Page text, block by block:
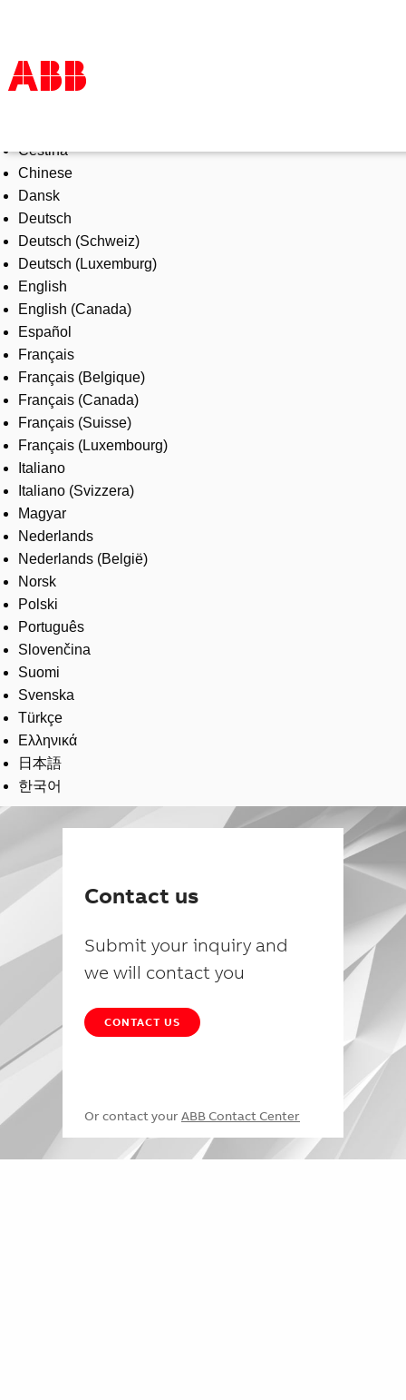
Products & Solutions
Industries
Services
About us
Where to buy
Contact us
Careers
Čeština
Chinese
Dansk
Deutsch
Deutsch (Schweiz)
Deutsch (Luxemburg)
English
English (Canada)
Español
Français
Français (Belgique)
Français (Canada)
Français (Suisse)
Français (Luxembourg)
Italiano
Italiano (Svizzera)
Magyar
Nederlands
Nederlands (België)
Norsk
Polski
Português
Slovenčina
Suomi
Svenska
Türkçe
Ελληνικά
日本語
한국어
Contact us
Submit your inquiry and
we will contact you
CONTACT US
Or contact your ABB Contact Center